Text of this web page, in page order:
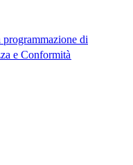
di
e Conformità​​